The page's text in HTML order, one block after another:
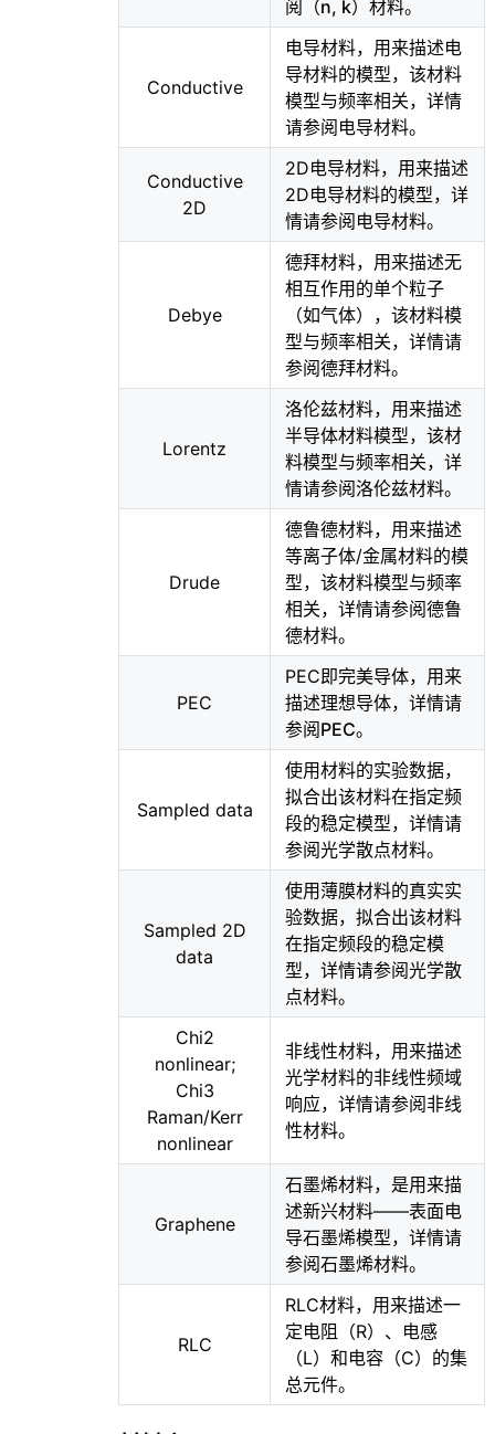
阅
（n, k）材料。
Conductive
电导材料，用来描述电
导材料的模型，该材料
模型与频率相关，详情
请参阅电导材料。
Conductive
2D
2D电导材料，用来描述
2D电导材料的模型，详
情请参阅电导材料。
Debye
德拜材料，用来描述无
相互作用的单个粒子
（如气体），该材料模
型与频率相关，详情请
参阅德拜材料。
Lorentz
洛伦兹材料，用来描述
半导体材料模型，该材
料模型与频率相关，详
情请参阅洛伦兹材料。
Drude
德鲁德材料，用来描述
等离子体/金属材料的模
型，该材料模型与频率
相关，详情请参阅德鲁
德材料。
PEC
PEC即完美导体，用来
描述理想导体，详情请
参阅PEC。
Sampled data
使用材料的实验数据，
拟合出该材料在指定频
段的稳定模型，详情请
参阅光学散点材料。
Sampled 2D
data
使用薄膜材料的真实实
验数据，拟合出该材料
在指定频段的稳定模
型，详情请参阅光学散
点材料。
Chi2
nonlinear;
Chi3
Raman/Kerr
nonlinear
非线性材料，用来描述
光学材料的非线性频域
响应，详情请参阅非线
性材料。
Graphene
石墨烯材料，是用来描
述新兴材料——表面电
导石墨烯模型，详情请
参阅石墨烯材料。
RLC
RLC材料，用来描述一
定电阻（R）、电感
（L）和电容（C）的集
总元件。